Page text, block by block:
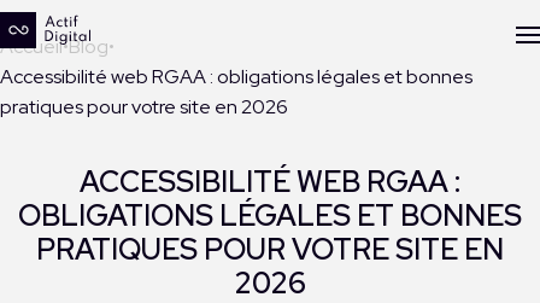
Accueil Blog
Accessibilité web RGAA : obligations légales et bonnes
pratiques pour votre site en 2026
ACCESSIBILITÉ WEB RGAA :
OBLIGATIONS LÉGALES ET BONNES
PRATIQUES POUR VOTRE SITE EN
2026